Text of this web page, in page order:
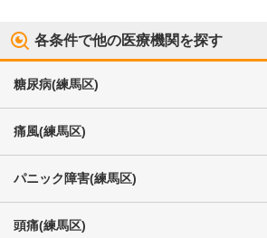
各条件で他の医療機関を探す
糖尿病(練馬区)
痛風(練馬区)
パニック障害(練馬区)
頭痛(練馬区)